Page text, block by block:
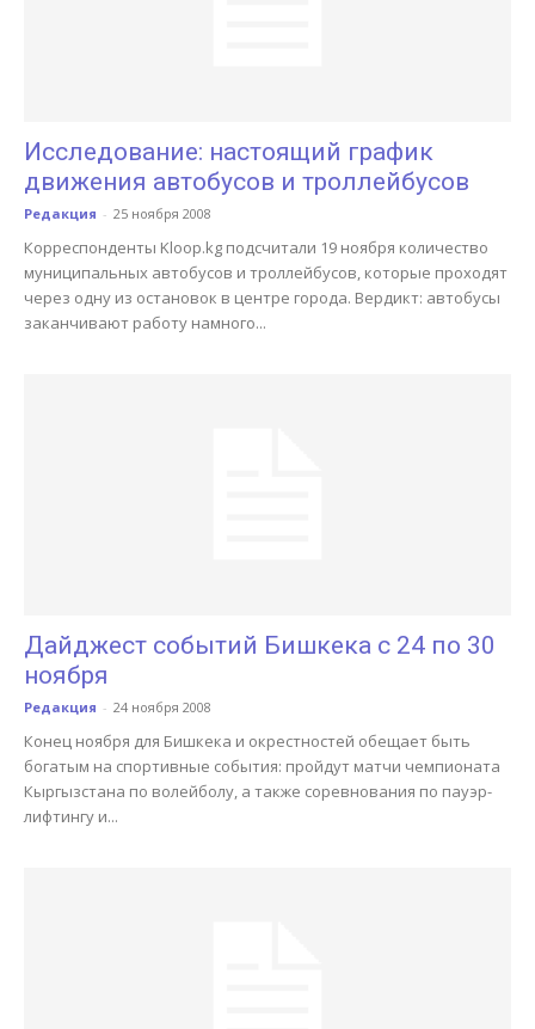
Исследование: настоящий график
движения автобусов и троллейбусов
Редакция - 25 ноября 2008
Корреспонденты Kloop.kg подсчитали 19 ноября количество
муниципальных автобусов и троллейбусов, которые проходят
через одну из остановок в центре города. Вердикт: автобусы
заканчивают работу намного...
Дайджест событий Бишкека с 24 по 30
ноября
Редакция - 24 ноября 2008
Конец ноября для Бишкека и окрестностей обещает быть
богатым на спортивные события: пройдут матчи чемпионата
Кыргызстана по волейболу, а также соревнования по пауэр-
лифтингу и...